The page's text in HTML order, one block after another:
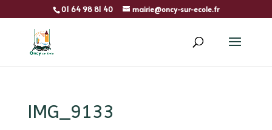
01 64 98 81 40 mairie@oncy-sur-ecole.fr
IMG_9133